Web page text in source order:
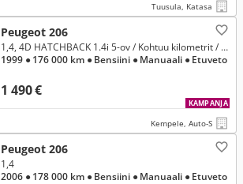
Tuusula, Katasa
Peugeot 206
1 490 €
1,4, 4D HATCHBACK 1.4i 5-ov / Kohtuu kilometrit / Rahoitus, jopa ilman käsirahaa!
1999 ● 176 000 km ● Bensiini ● Manuaali ● Etuveto
KAMPANJA
Kempele, Auto-S
Peugeot 206
1,4
2006 ● 178 000 km ● Bensiini ● Manuaali ● Etuveto